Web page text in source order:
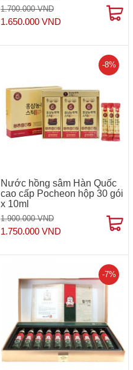
1.700.000 VND
1.650.000 VND
Nước hồng sâm Hàn Quốc
cao cấp Pocheon hộp 30 gói
x 10ml
1.900.000 VND
1.750.000 VND
-8%
-7%